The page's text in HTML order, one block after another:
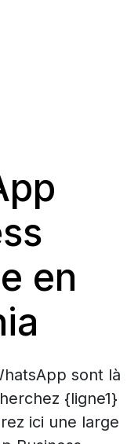
en
sont là
{ligne1}
ici une large